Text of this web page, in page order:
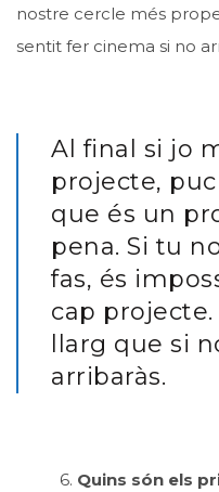
nostre cercle més
sentit fer cinema si no
Al final si jo
projecte,
que és un
pena. Si tu
fas, és
cap
llarg que si
arribaràs.
6. Quins són els